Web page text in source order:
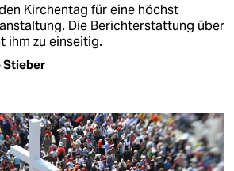
Kirchentag für eine höchst
Die Berichterstattung über
ihm zu einseitig.
Stieber